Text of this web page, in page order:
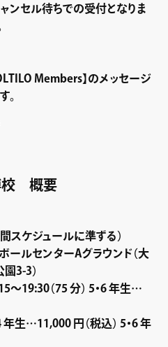
ンセル待ちでの受付となりま
Members】のメッセージ
。
校 概要
スケジュールに準ずる）
ールセンターAグラウンド（大
3-3）
～19:30（75 分） 5・6 年生…
年生…11,000 円（税込） 5・6 年